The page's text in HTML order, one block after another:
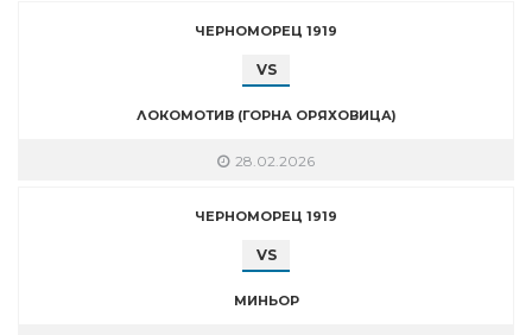
ЧЕРНОМОРЕЦ 1919
VS
ЛОКОМОТИВ (ГОРНА ОРЯХОВИЦА)
28.02.2026
ЧЕРНОМОРЕЦ 1919
VS
МИНЬОР